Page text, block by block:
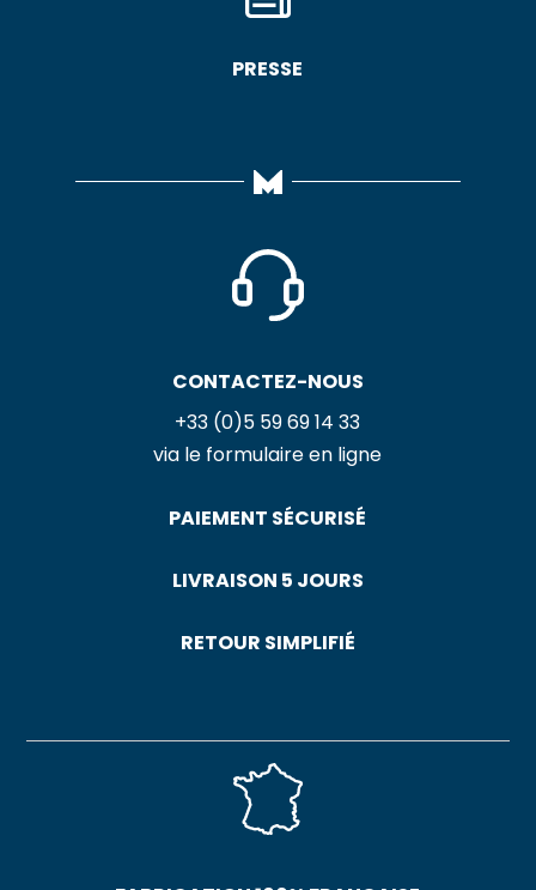
PRESSE
CONTACTEZ-NOUS
+33 (0)5 59 69 14 33
via le formulaire en ligne
PAIEMENT SÉCURISÉ
LIVRAISON 5 JOURS
RETOUR SIMPLIFIÉ